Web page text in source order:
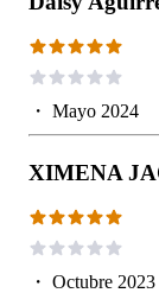
・ Mayo 2024
XIMENA
・ Octubre 2023